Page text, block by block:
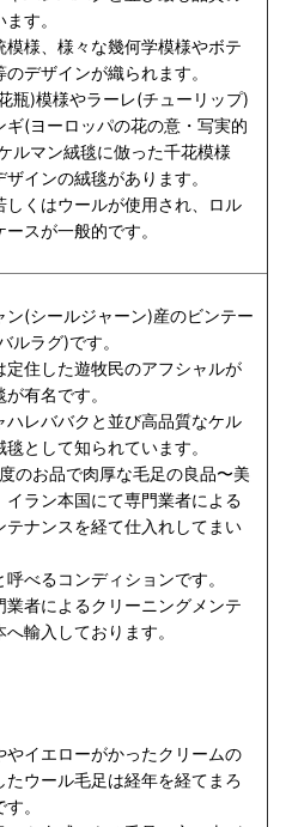
す。
模様、様々な幾何学模様やボテ
デザインが織られます。
瓶)模様やラーレ(チューリップ)
ギ(ヨーロッパの花の意・写実的
ルマン絨毯に倣った千花模様
インの絨毯があります。
しくはウールが使用され、ロル
スが一般的です。
ン(シールジャーン)産のビンテー
ルラグ)です。
定住した遊牧民のアフシャルが
有名です。
ハレババクと並び高品質なケル
として知られています。
のお品で肉厚な毛足の良品〜美
イラン本国にて専門業者による
テナンスを経て仕入れしてまい
べるコンディションです。
業者によるクリーニングメンテ
輸入しております。
やイエローがかったクリームの
たウール毛足は経年を経てまろ
。